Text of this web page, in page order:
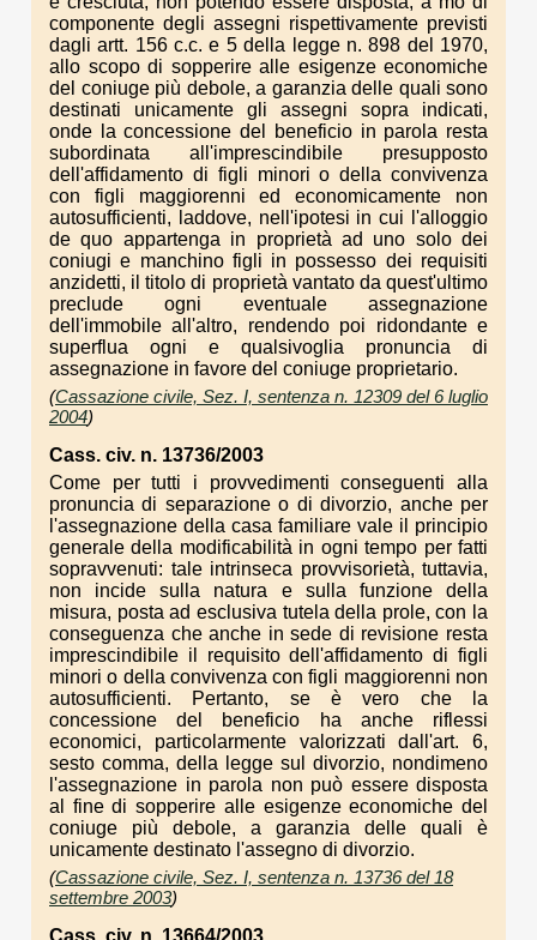
componente degli assegni rispettivamente previsti
dagli artt. 156 c.c. e 5 della legge n. 898 del 1970,
allo scopo di sopperire alle esigenze economiche
del coniuge più debole, a garanzia delle quali sono
destinati unicamente gli assegni sopra indicati,
onde la concessione del beneficio in parola resta
subordinata all'imprescindibile presupposto
dell'affidamento di figli minori o della convivenza
con figli maggiorenni ed economicamente non
autosufficienti, laddove, nell'ipotesi in cui l'alloggio
de quo appartenga in proprietà ad uno solo dei
coniugi e manchino figli in possesso dei requisiti
anzidetti, il titolo di proprietà vantato da quest'ultimo
preclude ogni eventuale assegnazione
dell'immobile all'altro, rendendo poi ridondante e
superflua ogni e qualsivoglia pronuncia di
assegnazione in favore del coniuge proprietario.
(Cassazione civile, Sez. I, sentenza n. 12309 del 6 luglio
2004)
Cass. civ. n. 13736/2003
Come per tutti i provvedimenti conseguenti alla
pronuncia di separazione o di divorzio, anche per
l'assegnazione della casa familiare vale il principio
generale della modificabilità in ogni tempo per fatti
sopravvenuti: tale intrinseca provvisorietà, tuttavia,
non incide sulla natura e sulla funzione della
misura, posta ad esclusiva tutela della prole, con la
conseguenza che anche in sede di revisione resta
imprescindibile il requisito dell'affidamento di figli
minori o della convivenza con figli maggiorenni non
autosufficienti. Pertanto, se è vero che la
concessione del beneficio ha anche riflessi
economici, particolarmente valorizzati dall'art. 6,
sesto comma, della legge sul divorzio, nondimeno
l'assegnazione in parola non può essere disposta
al fine di sopperire alle esigenze economiche del
coniuge più debole, a garanzia delle quali è
unicamente destinato l'assegno di divorzio.
(Cassazione civile, Sez. I, sentenza n. 13736 del 18
settembre 2003)
Cass. civ. n. 13664/2003